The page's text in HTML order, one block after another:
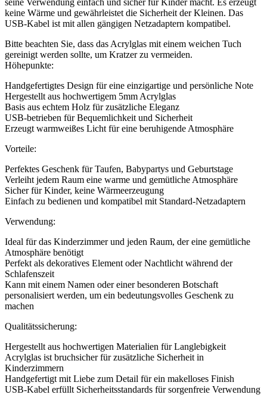
seine Verwendung einfach und sicher für Kinder macht. Es erzeugt
keine Wärme und gewährleistet die Sicherheit der Kleinen. Das
USB-Kabel ist mit allen gängigen Netzadaptern kompatibel.
Bitte beachten Sie, dass das Acrylglas mit einem weichen Tuch
gereinigt werden sollte, um Kratzer zu vermeiden.
Höhepunkte:
Handgefertigtes Design für eine einzigartige und persönliche Note
Hergestellt aus hochwertigem 5mm Acrylglas
Basis aus echtem Holz für zusätzliche Eleganz
USB-betrieben für Bequemlichkeit und Sicherheit
Erzeugt warmweißes Licht für eine beruhigende Atmosphäre
Vorteile:
Perfektes Geschenk für Taufen, Babypartys und Geburtstage
Verleiht jedem Raum eine warme und gemütliche Atmosphäre
Sicher für Kinder, keine Wärmeerzeugung
Einfach zu bedienen und kompatibel mit Standard-Netzadaptern
Verwendung:
Ideal für das Kinderzimmer und jeden Raum, der eine gemütliche
Atmosphäre benötigt
Perfekt als dekoratives Element oder Nachtlicht während der
Schlafenszeit
Kann mit einem Namen oder einer besonderen Botschaft
personalisiert werden, um ein bedeutungsvolles Geschenk zu
machen
Qualitätssicherung:
Hergestellt aus hochwertigen Materialien für Langlebigkeit
Acrylglas ist bruchsicher für zusätzliche Sicherheit in
Kinderzimmern
Handgefertigt mit Liebe zum Detail für ein makelloses Finish
USB-Kabel erfüllt Sicherheitsstandards für sorgenfreie Verwendung